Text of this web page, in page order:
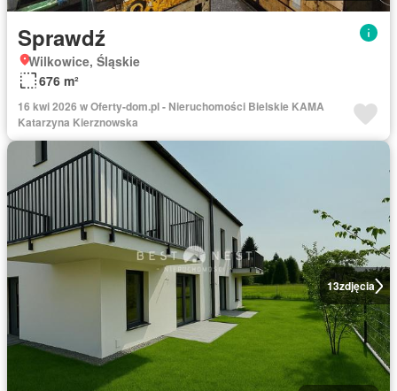
Sprawdź
Wilkowice, Śląskie
676 m²
16 kwi 2026 w Oferty-dom.pl - Nieruchomości Bielskie KAMA
Katarzyna Kierznowska
13zdjęcia